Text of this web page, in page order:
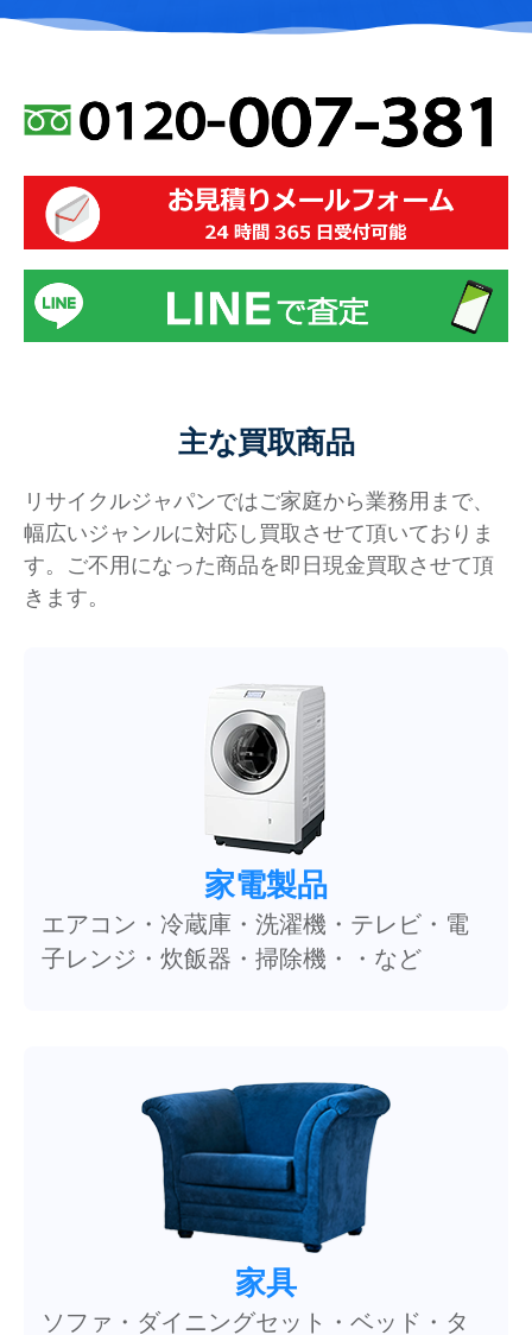
主な買取商品
リサイクルジャパンではご家庭から業務用まで、
幅広いジャンルに対応し買取させて頂いておりま
す。ご不用になった商品を即日現金買取させて頂
きます。
家電製品
エアコン・冷蔵庫・洗濯機・テレビ・電
子レンジ・炊飯器・掃除機・・など
家具
ソファ・ダイニングセット・ベッド・タ